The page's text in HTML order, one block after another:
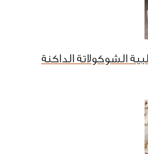
الشوكولاتة الداكنة